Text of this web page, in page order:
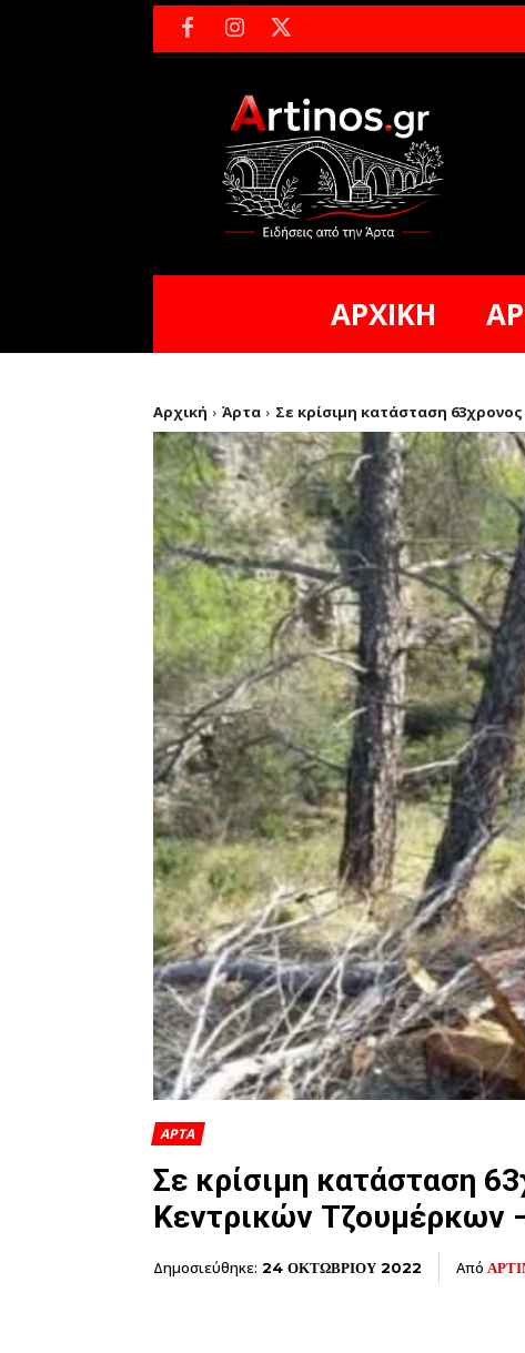
ΑΡΧΙΚΗ
Αρχική Άρτα Σε κρίσιμη κατάσταση
ΑΡΤΑ
Σε κρίσιμη κατάσταση
Κεντρικών Τζουμέρκων
Δημοσιεύθηκε: 24 ΟΚΤΩΒΡΙΟΥ 2022 Από